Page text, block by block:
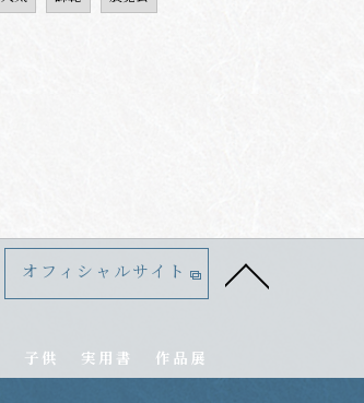
オフィシャルサイト
子供 実用書
作品展